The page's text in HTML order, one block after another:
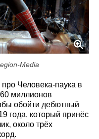
Media
Человека-паука в
миллионов
обойти дебютный
года, который принёс
около трёх